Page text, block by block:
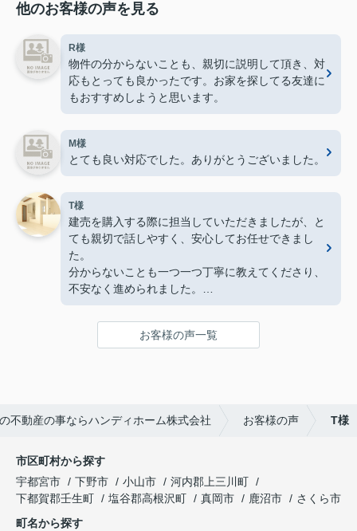
他のお客様の声を見る
R様
物件の分からないことも、親切に説明して頂き、対
応もとっても良かったです。お家を探してる友達に
もおすすめしようと思います。
M様
とても良い対応でした。ありがとうございました。
T様
建売を購入する際に担当していただきましたが、と
ても親切で話しやすく、安心してお任せできまし
た。
分からないことも一つ一つ丁寧に教えてくださり、
不安なく進められました。
引き渡し後も気にかけてくださって、本当に心強い
です。担当していただけて良かったと心から思いま
お客様の声一覧
不動産の事ならハンディホーム株式会社 お客様の声 T様
市区町村から探す
宇都宮市
下野市 小山市
河内郡上三川町
下都賀郡壬生町
塩谷郡高根沢町 真岡市 鹿沼市
さくら市
町名から探す